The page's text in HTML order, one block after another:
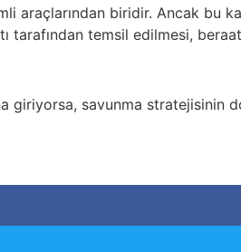
araçlarından biridir. Ancak bu
temsil edilmesi, beraat
giriyorsa, savunma stratejisinin